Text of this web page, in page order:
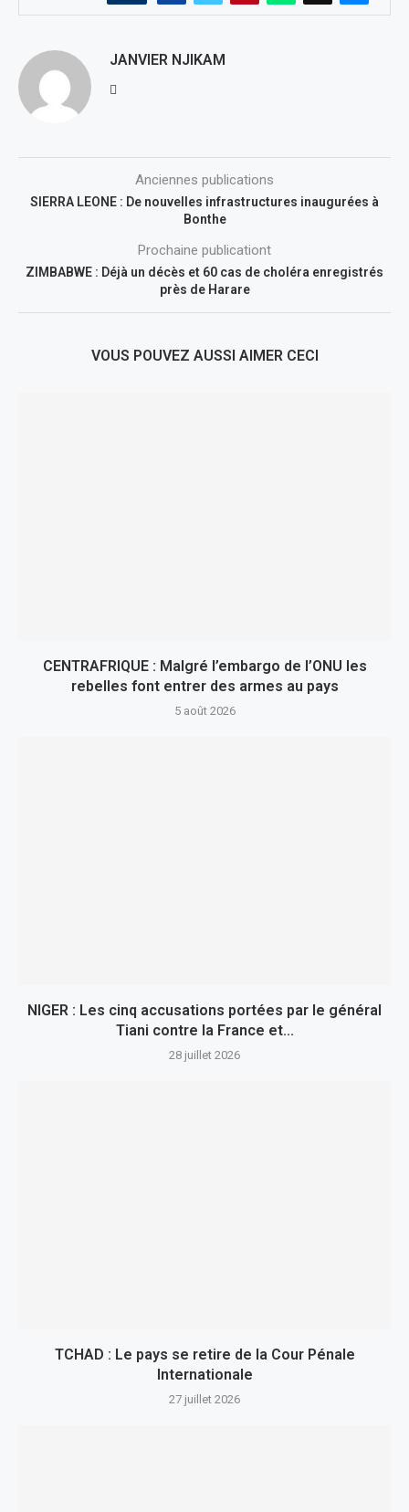
JANVIER NJIKAM
Anciennes publications
SIERRA LEONE : De nouvelles infrastructures inaugurées à
Bonthe
Prochaine publicationt
ZIMBABWE : Déjà un décès et 60 cas de choléra enregistrés
près de Harare
VOUS POUVEZ AUSSI AIMER CECI
CENTRAFRIQUE : Malgré l’embargo de l’ONU les
rebelles font entrer des armes au pays
5 août 2026
NIGER : Les cinq accusations portées par le général
Tiani contre la France et...
28 juillet 2026
TCHAD : Le pays se retire de la Cour Pénale
Internationale
27 juillet 2026